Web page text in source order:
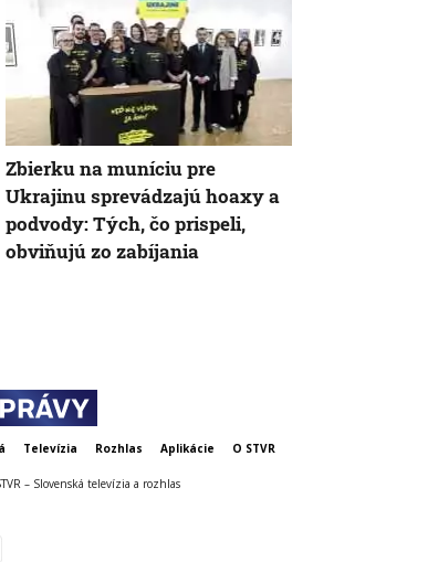
Zbierku na muníciu pre
Ukrajinu sprevádzajú hoaxy a
podvody: Tých, čo prispeli,
obviňujú zo zabíjania
Televízia Rozhlas Aplikácie O STVR
– Slovenská televízia a rozhlas